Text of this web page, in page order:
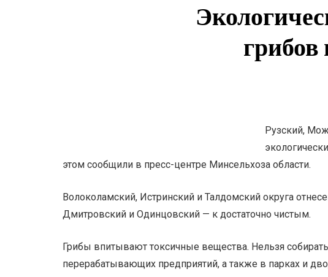
грибов
Рузский,
этом сообщили в пресс-центре Минсельхоза области.
Волоколамский, Истринский и Талдомский округа
Дмитровский и Одинцовский — к достаточно чистым.
Грибы впитывают токсичные вещества. Нельзя
перерабатывающих предприятий, а также в парках и